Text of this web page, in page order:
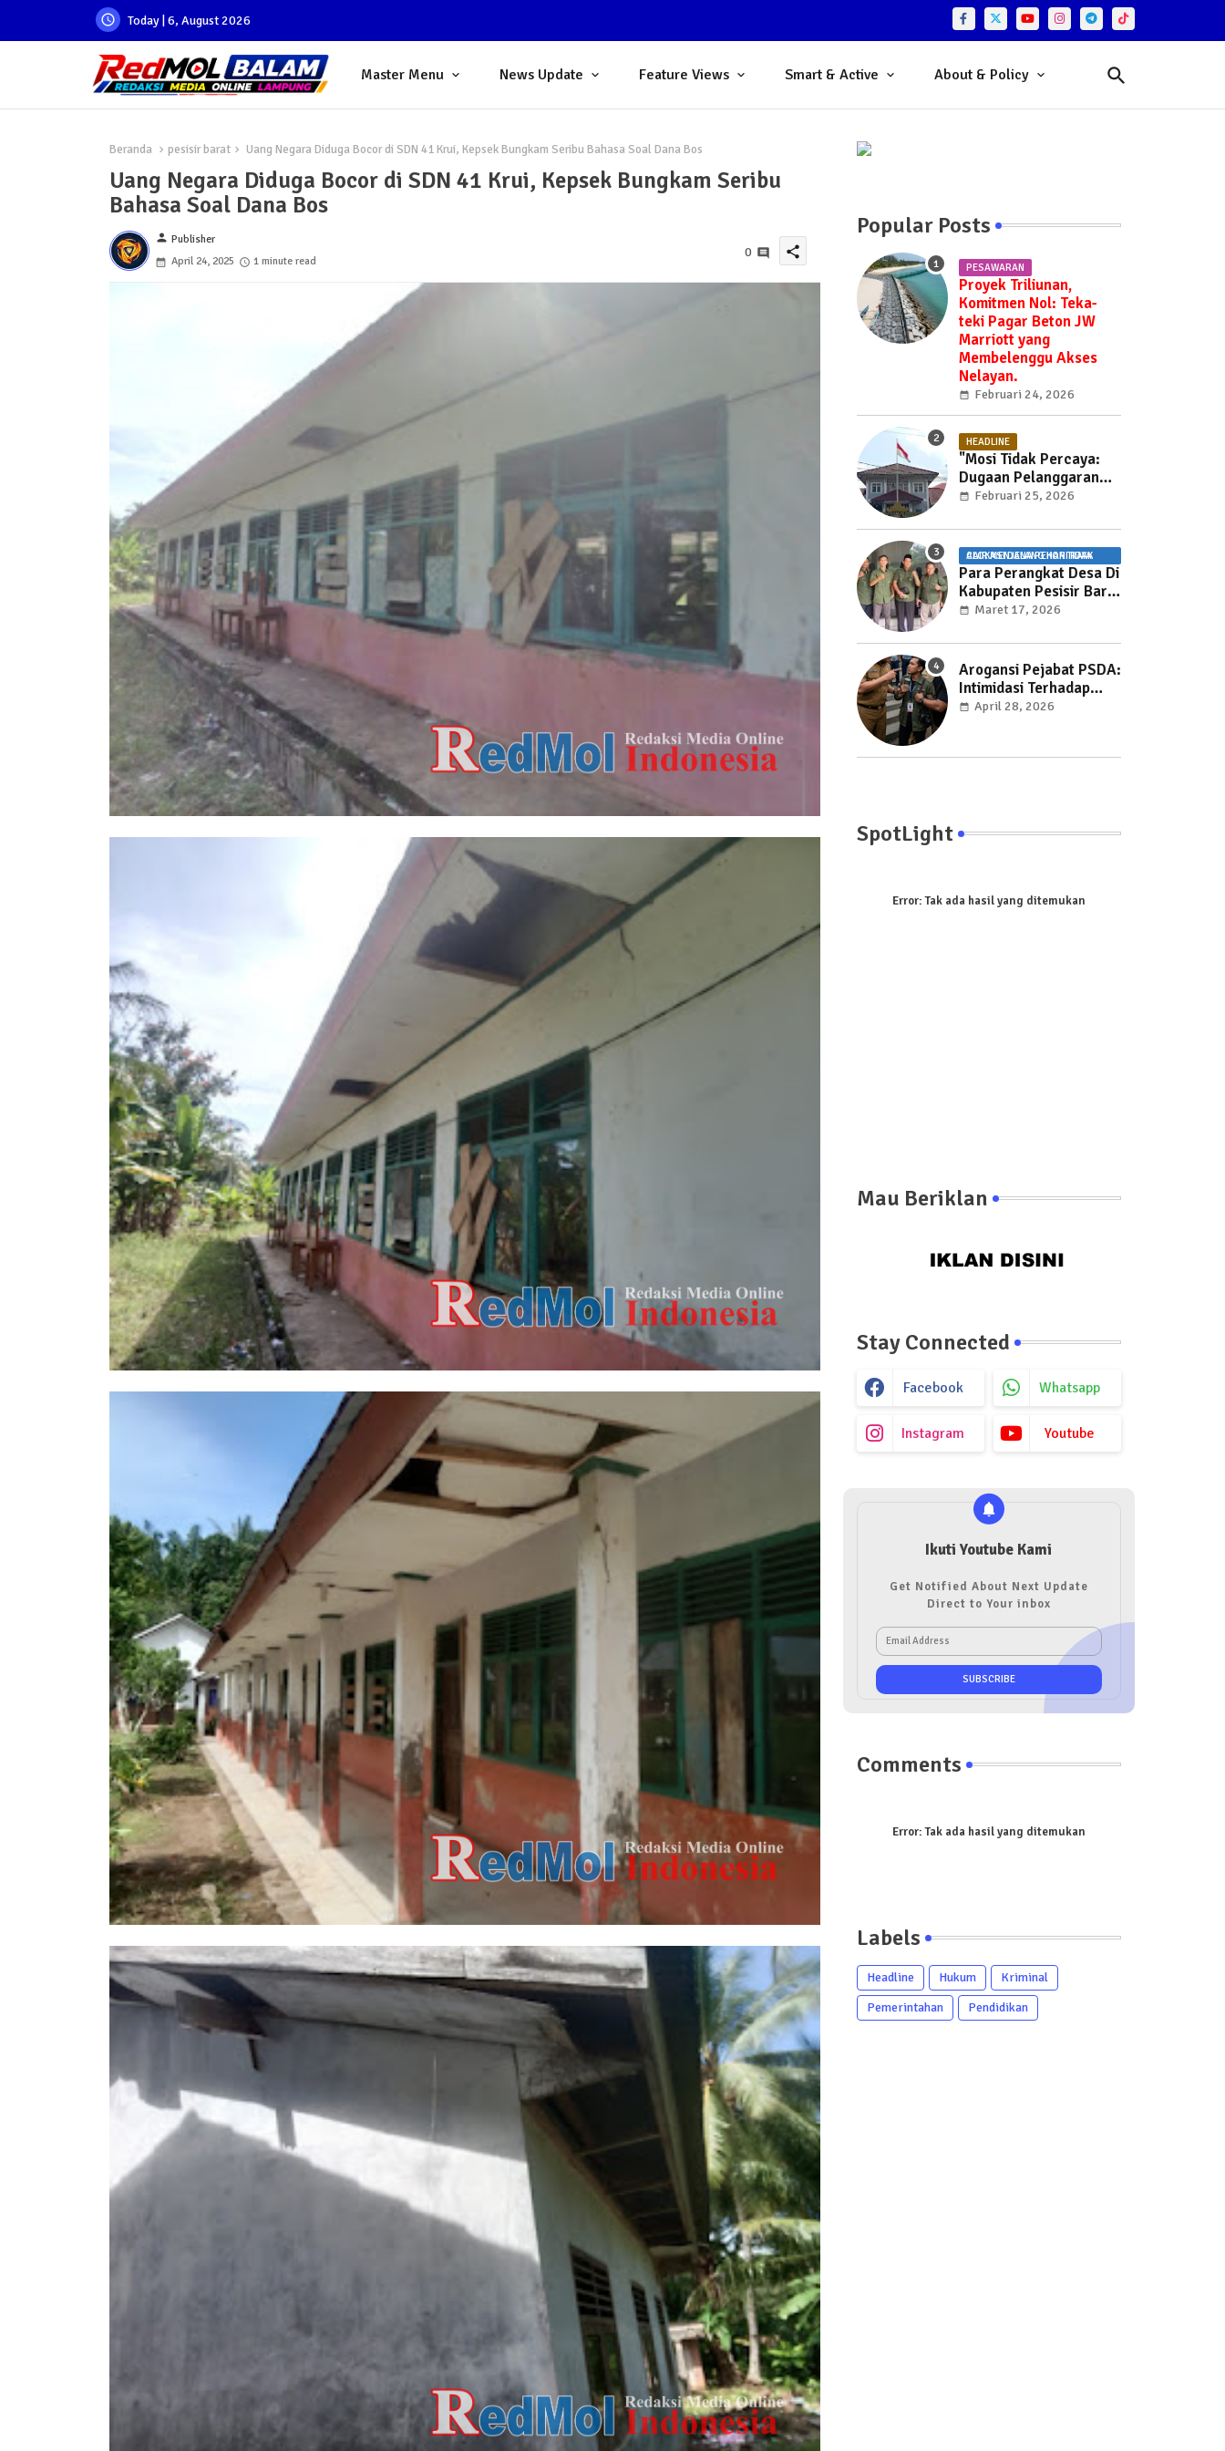
Today | 6, August 2026
Master Menu News Update Feature Views Smart & Active About & Policy
Beranda pesisir barat Uang Negara Diduga Bocor di SDN 41 Krui, Kepsek Bungkam Seribu Bahasa Soal Dana Bos
Uang Negara Diduga Bocor di SDN 41 Krui, Kepsek Bungkam Seribu
Bahasa Soal Dana Bos
person Publisher
April 24, 2025
1 minute read
0 share
Popular Posts
PESAWARAN
Proyek Triliunan,
Komitmen Nol: Teka-
teki Pagar Beton JW
Marriott yang
Membelenggu Akses
Nelayan.
Februari 24, 2026
HEADLINE
"Mosi Tidak Percaya:
Dugaan Pelanggaran
UU Pemasyarakatan
Layanan Publik di Rutan
Way Huwi."
Februari 25, 2026
ALOKASI DANA PEKON TIDAK CAIR MENJELANG HARI RAYA
Para Perangkat Desa Di
Kabupaten Pesisir Barat
Kecewa Karena ADP
Maret 17, 2026
Arogansi Pejabat PSDA:
Intimidasi Terhadap
Jurnalis Mengancam
April 28, 2026
SpotLight
Error:Tak ada hasil yang ditemukan
Mau Beriklan
Stay Connected
Facebook Whatsapp
Instagram Youtube
Ikuti Youtube Kami
Get Notified About Next Update
Direct to Your inbox
Comments
Error:Tak ada hasil yang ditemukan
Labels
Headline Hukum
Kriminal
Pemerintahan
Pendidikan